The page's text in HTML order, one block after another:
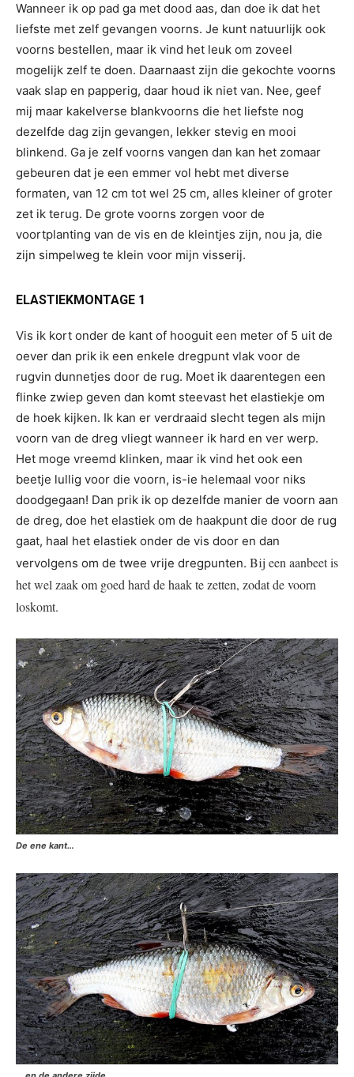
Wanneer ik op pad ga met dood aas, dan doe ik dat het
liefste met zelf gevangen voorns. Je kunt natuurlijk ook
voorns bestellen, maar ik vind het leuk om zoveel
mogelijk zelf te doen. Daarnaast zijn die gekochte voorns
vaak slap en papperig, daar houd ik niet van. Nee, geef
mij maar kakelverse blankvoorns die het liefste nog
dezelfde dag zijn gevangen, lekker stevig en mooi
blinkend. Ga je zelf voorns vangen dan kan het zomaar
gebeuren dat je een emmer vol hebt met diverse
formaten, van 12 cm tot wel 25 cm, alles kleiner of groter
zet ik terug. De grote voorns zorgen voor de
voortplanting van de vis en de kleintjes zijn, nou ja, die
zijn simpelweg te klein voor mijn visserij.
ELASTIEKMONTAGE 1
Vis ik kort onder de kant of hooguit een meter of 5 uit de
oever dan prik ik een enkele dregpunt vlak voor de
rugvin dunnetjes door de rug. Moet ik daarentegen een
flinke zwiep geven dan komt steevast het elastiekje om
de hoek kijken. Ik kan er verdraaid slecht tegen als mijn
voorn van de dreg vliegt wanneer ik hard en ver werp.
Het moge vreemd klinken, maar ik vind het ook een
beetje lullig voor die voorn, is-ie helemaal voor niks
doodgegaan! Dan prik ik op dezelfde manier de voorn aan
de dreg, doe het elastiek om de haakpunt die door de rug
gaat, haal het elastiek onder de vis door en dan
vervolgens om de twee vrije dregpunten. Bij een aanbeet is
het wel zaak om goed hard de haak te zetten, zodat de voorn
loskomt.
De ene kant…